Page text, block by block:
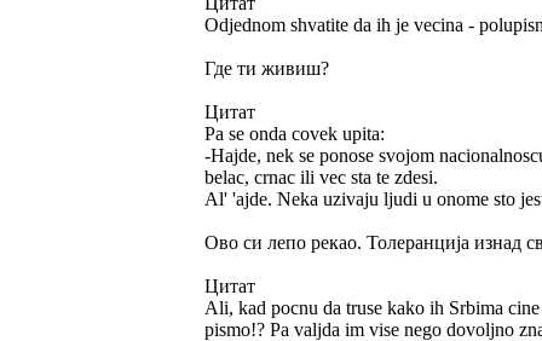
Odjednom shvatite da ih je vecina -
Где ти живиш?
Цитат
Pa se onda covek upita:
-Hajde, nek se ponose svojom
belac, crnac ili vec sta te zdesi.
Al' 'ajde. Neka uzivaju ljudi u onome sto
Ово си лепо рекао. Толеранција изнад
Цитат
Ali, kad pocnu da truse kako ih Srbima
pismo!? Pa valjda im vise nego dovoljno